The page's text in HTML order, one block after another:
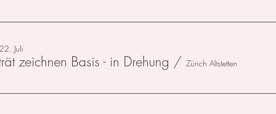
Juli
zeichnen Basis - in Drehung / Zürich Altstetten